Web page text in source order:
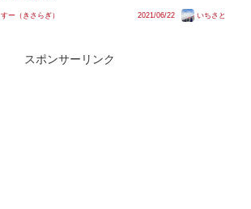
すー（きさらぎ）
ンドネシアに譲渡されましたが、
埼京線から南武線までは、無事譲
組...
2021/06/22 いちさと
スポンサーリンク